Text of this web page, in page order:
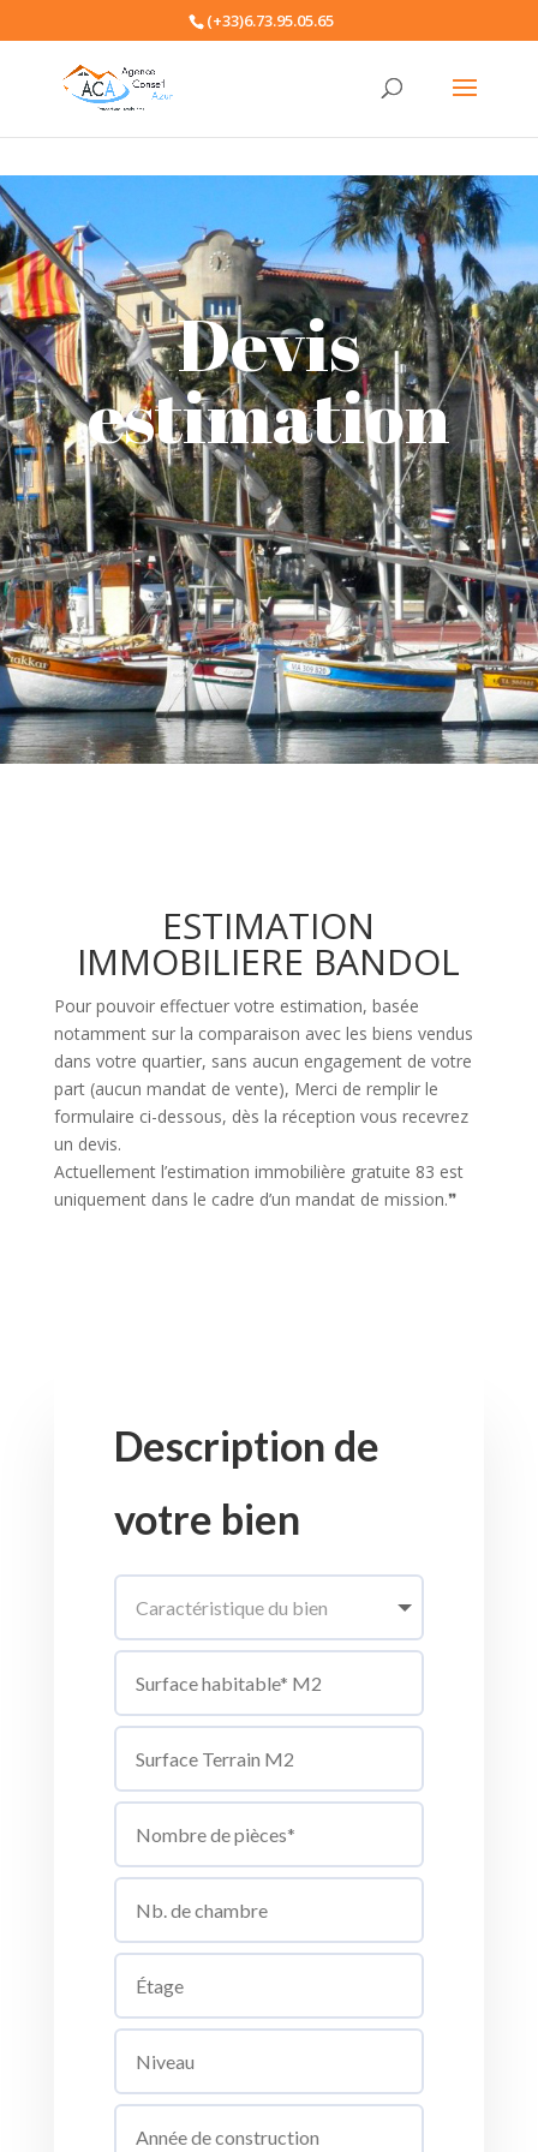
(+33)6.73.95.05.65
Devis
estimation
ESTIMATION
IMMOBILIERE BANDOL
Pour pouvoir effectuer votre estimation, basée
notamment sur la comparaison avec les biens vendus
dans votre quartier, sans aucun engagement de votre
part (aucun mandat de vente), Merci de remplir le
formulaire ci-dessous, dès la réception vous recevrez
un devis.
Actuellement l’estimation immobilière gratuite 83 est
uniquement dans le cadre d’un mandat de mission.❞
Description de
votre bien